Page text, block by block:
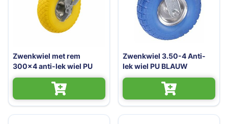
Zwenkwiel met rem
300x4 anti-lek wiel PU
Zwenkwiel 3.50-4 Anti-
lek wiel PU BLAUW